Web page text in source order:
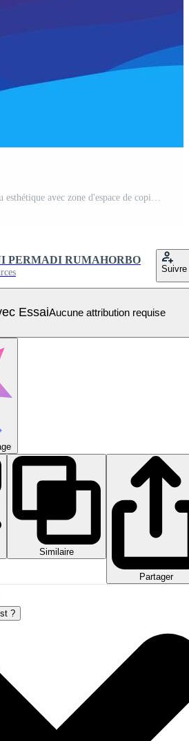
PERMADI RUMAHORBO
Suivre
EssaiAucune attribution requise
Similaire
Partager
?